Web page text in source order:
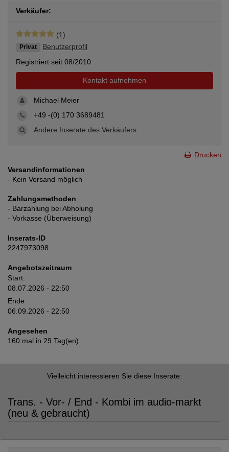
Verkäufer:
(1)
Privat
Benutzerprofil
Registriert seit 08/2010
Kontakt aufnehmen
Michael Meier
+49 -(0) 170 3689481
Andere Inserate des Verkäufers
Drucken
Versandinformationen
- Kein Versand möglich
Zahlungsmethoden
- Barzahlung bei Abholung
- Vorkasse (Überweisung)
Inserats-ID
2247973098
Angebotszeitraum
Start:
08.07.2026 - 22:50
Ende:
06.09.2026 - 22:50
Angesehen
160 mal in 29 Tag(en)
Vielleicht interessieren Sie diese Inserate:
Trans. - Vor- / End - Kombi im audio-markt
(neu & gebraucht)